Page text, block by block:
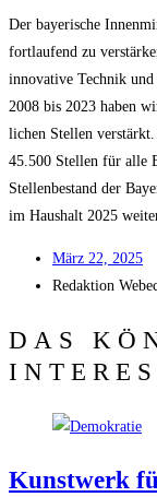
Der baye­ri­sche
fort­lau­fend zu
inno­va­ti­ve Tech­nik
2008 bis 2023 haben
li­chen Stel­len
45.500 Stel­len für alle
Stel­len­be­stand der
im Haus­halt 2025
März 22, 2025
Redak­ti­on
DAS
Kunst­werk